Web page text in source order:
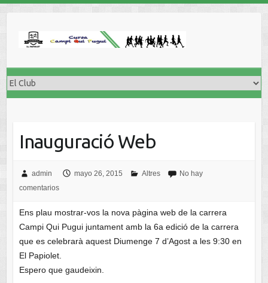
Inauguració Web
admin mayo 26, 2015 Altres
No hay
comentarios
Ens plau mostrar-vos la nova pàgina web de la carrera
Campi Qui Pugui juntament amb la 6a edició de la carrera
que es celebrarà aquest Diumenge 7 d’Agost a les 9:30 en
El Papiolet.
Espero que gaudeixin.